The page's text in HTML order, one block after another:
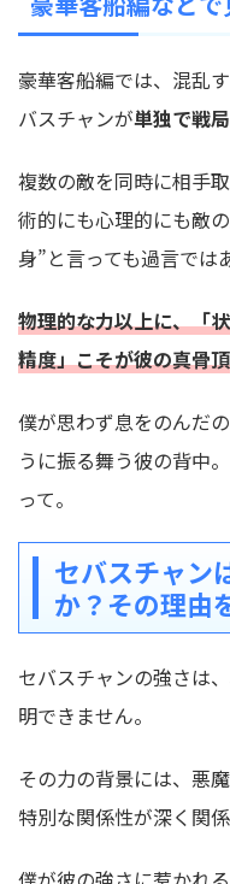
豪華客船編では、混乱
バスチャンが単独で戦
複数の敵を同時に相手
術的にも心理的にも敵
身”と言っても過言では
物理的な力以上に、「
精度」こそが彼の真骨頂
僕が思わず息をのんだ
うに振る舞う彼の背中
って。
セバスチャン
か？その理由
セバスチャンの強さは
明できません。
その力の背景には、悪
特別な関係性が深く関係